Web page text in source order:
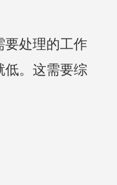
要处理的工作
低。这需要综